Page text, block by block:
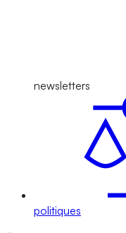
newsletters
politiques